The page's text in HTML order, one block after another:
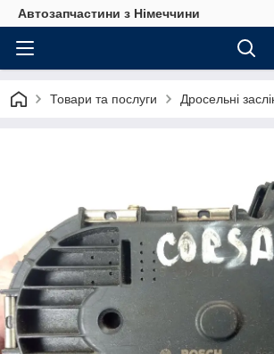
Автозапчастини з Німеччини
Товари та послуги Дросельні